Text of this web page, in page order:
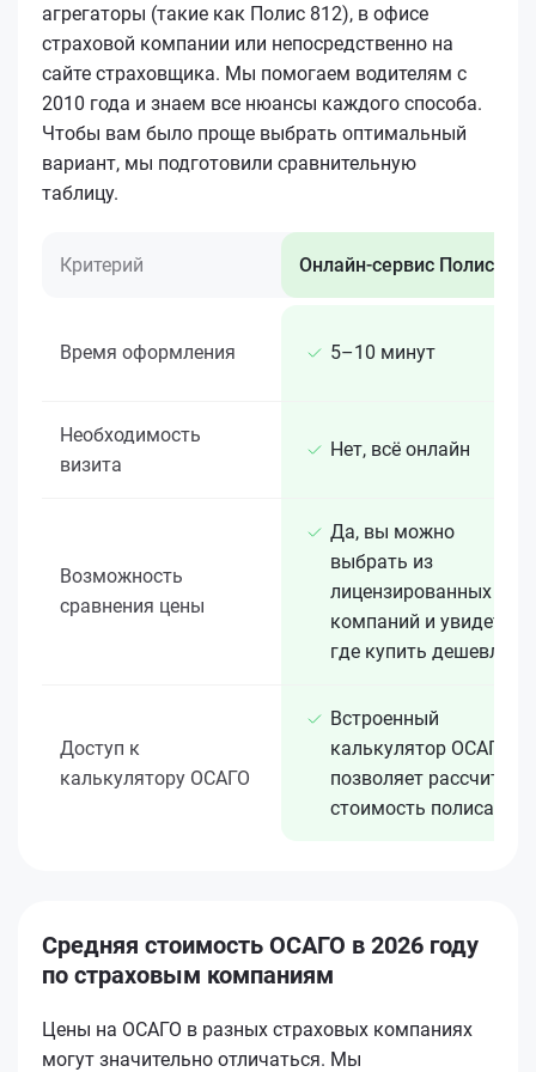
агрегаторы (такие как Полис 812), в офисе
страховой компании или непосредственно на
сайте страховщика. Мы помогаем водителям с
2010 года и знаем все нюансы каждого способа.
Чтобы вам было проще выбрать оптимальный
вариант, мы подготовили сравнительную
таблицу.
Критерий Онлайн-сервис Полис 812
Время оформления 5–10 минут
Необходимость
визита
Нет, всё онлайн
Возможность
сравнения цены
Да, вы можно
выбрать из
лицензированных 15+
компаний и увидеть,
где купить дешевле
Доступ к
калькулятору ОСАГО
Встроенный
калькулятор ОСАГО
позволяет рассчитать
стоимость полиса
Средняя стоимость ОСАГО в 2026 году
по страховым компаниям
Цены на ОСАГО в разных страховых компаниях
могут значительно отличаться. Мы